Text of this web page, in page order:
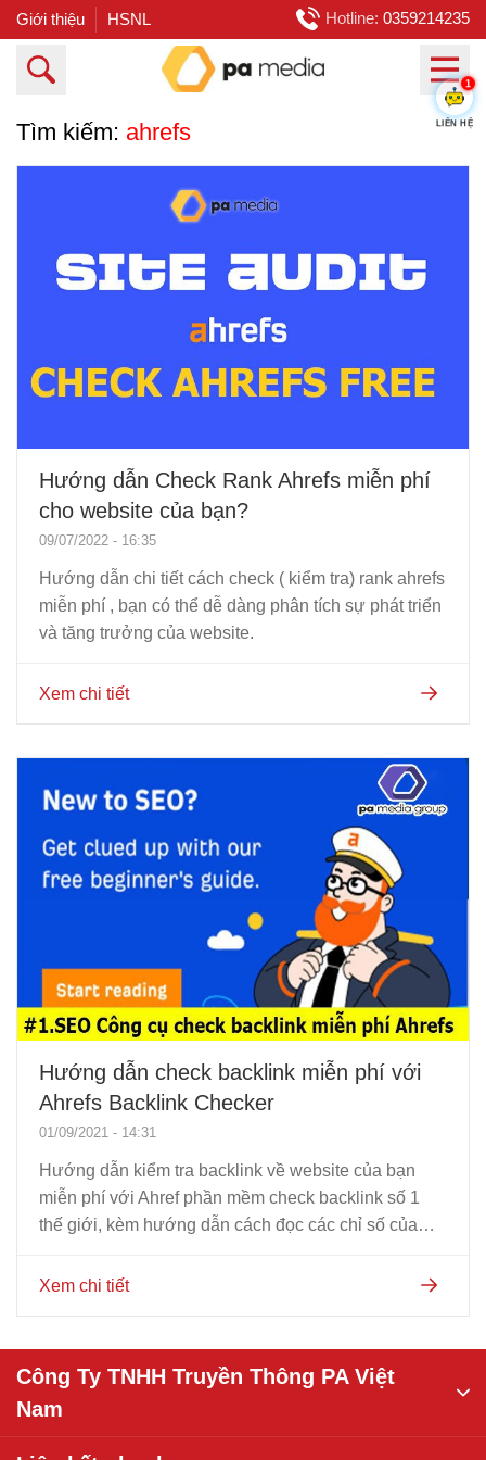
Giới thiệu HSNL Hotline: 0359214235
Tìm kiếm: ahrefs
Hướng dẫn Check Rank Ahrefs miễn phí
cho website của bạn?
09/07/2022 - 16:35
Hướng dẫn chi tiết cách check ( kiểm tra) rank ahrefs
miễn phí , bạn có thể dễ dàng phân tích sự phát triển
và tăng trưởng của website.
Xem chi tiết
Hướng dẫn check backlink miễn phí với
Ahrefs Backlink Checker
01/09/2021 - 14:31
Hướng dẫn kiểm tra backlink về website của bạn
miễn phí với Ahref phần mềm check backlink số 1
thế giới, kèm hướng dẫn cách đọc các chỉ số của
Xem chi tiết
Công Ty TNHH Truyền Thông PA Việt
Nam
1
LIÊN HỆ